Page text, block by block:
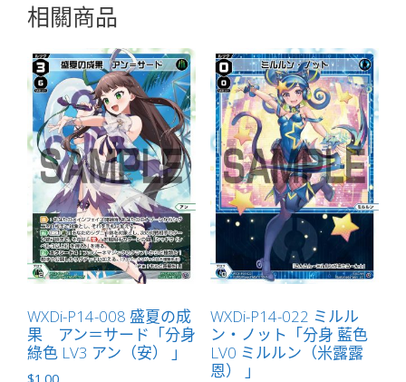
LV2
生：
凶
蟲
無
LB」
數
量
相關商品
WXDi-P14-008 盛夏の成
果 アン＝サード「分身
綠色 LV3 アン（安） 」
WXDi-P14-022 ミルル
ン・ノット「分身 藍色
LV0 ミルルン（米露露
恩） 」